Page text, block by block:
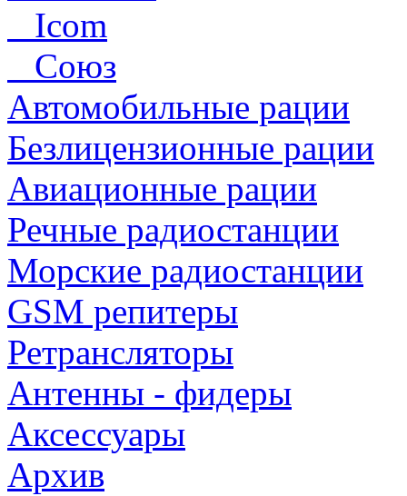
Icom
Союз
Автомобильные рации
Безлицензионные рации
Авиационные рации
Речные радиостанции
Морские радиостанции
GSM репитеры
Ретрансляторы
Антенны - фидеры
Аксессуары
Архив